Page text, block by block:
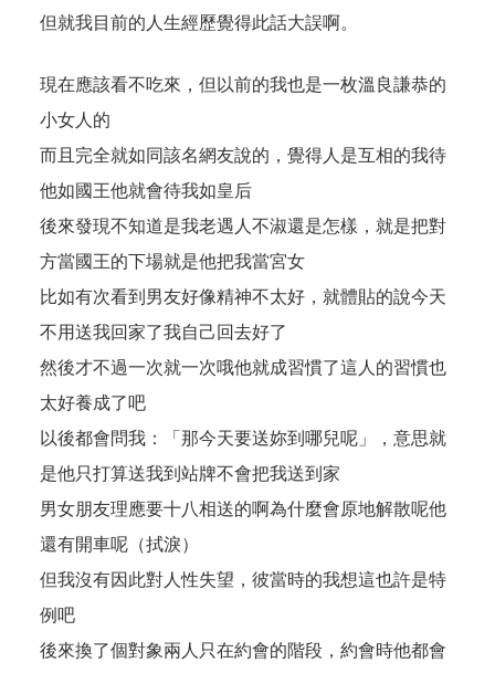
但就我目前的人生經歷覺得此話大誤啊。
現在應該看不吃來，但以前的我也是一枚溫良謙恭的
小女人的
而且完全就如同該名網友說的，覺得人是互相的我待
他如國王他就會待我如皇后
後來發現不知道是我老遇人不淑還是怎樣，就是把對
方當國王的下場就是他把我當宮女
比如有次看到男友好像精神不太好，就體貼的說今天
不用送我回家了我自己回去好了
然後才不過一次就一次哦他就成習慣了這人的習慣也
太好養成了吧
以後都會問我：「那今天要送妳到哪兒呢」，意思就
是他只打算送我到站牌不會把我送到家
男女朋友理應要十八相送的啊為什麼會原地解散呢他
還有開車呢（拭淚）
但我沒有因此對人性失望，彼當時的我想這也許是特
例吧
後來換了個對象兩人只在約會的階段，約會時他都會